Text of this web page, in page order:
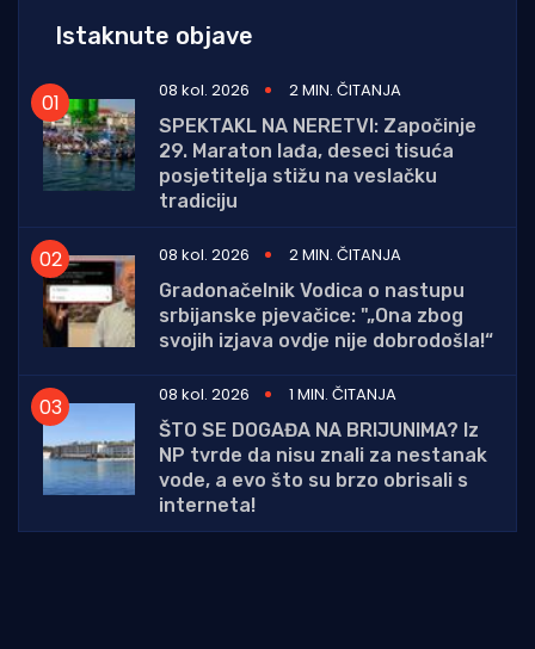
Istaknute objave
08 kol. 2026
2 MIN. ČITANJA
SPEKTAKL NA NERETVI: Započinje
29. Maraton lađa, deseci tisuća
posjetitelja stižu na veslačku
tradiciju
08 kol. 2026
2 MIN. ČITANJA
Gradonačelnik Vodica o nastupu
srbijanske pjevačice: "„Ona zbog
svojih izjava ovdje nije dobrodošla!“
08 kol. 2026
1 MIN. ČITANJA
ŠTO SE DOGAĐA NA BRIJUNIMA? Iz
NP tvrde da nisu znali za nestanak
vode, a evo što su brzo obrisali s
interneta!